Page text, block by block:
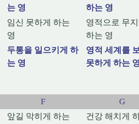
는 영
하는 영
임신 못하게 하는
영
영적으로 무
하는 영
두통을 일으키게 하
는 영
영적 세계를
못하게 하는
F
G
앞길 막히게 하는
건강 해치게